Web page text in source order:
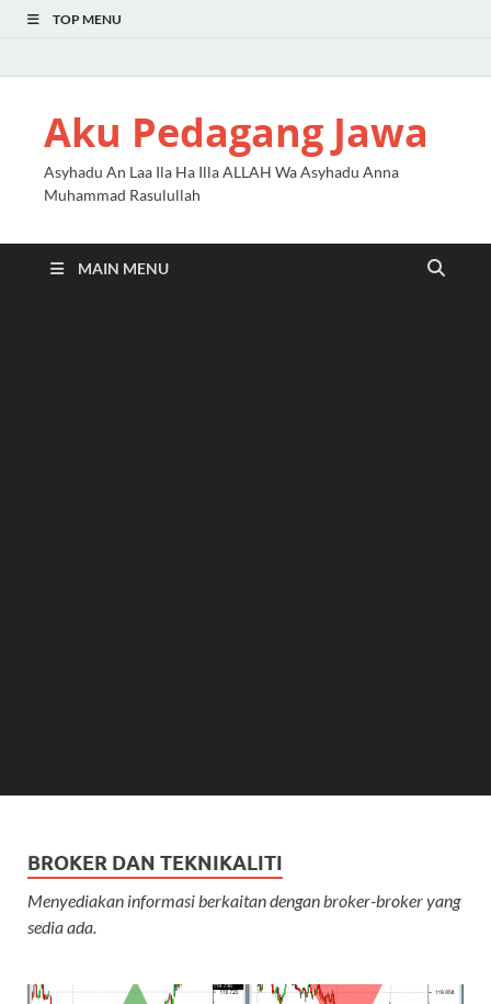
TOP MENU
Aku Pedagang Jawa
Asyhadu An Laa Ila Ha Illa ALLAH Wa Asyhadu Anna
Muhammad Rasulullah
MAIN MENU
BROKER DAN TEKNIKALITI
Menyediakan informasi berkaitan dengan broker-broker yang
sedia ada.